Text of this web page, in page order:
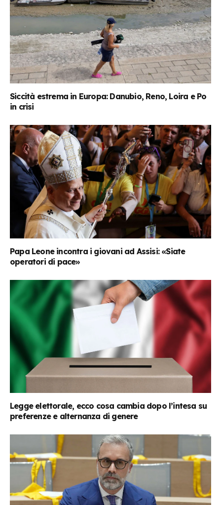
Siccità estrema in Europa: Danubio, Reno, Loira e Po
in crisi
Papa Leone incontra i giovani ad Assisi: «Siate
operatori di pace»
Legge elettorale, ecco cosa cambia dopo l’intesa su
preferenze e alternanza di genere